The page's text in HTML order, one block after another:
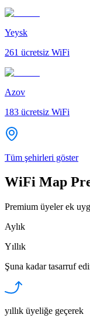
Yeysk
261 ücretsiz WiFi
Azov
183 ücretsiz WiFi
Tüm şehirleri göster
WiFi Map
Premium üyeler ek
Aylık
Yıllık
Şuna kadar tasarruf
yıllık üyeliğe geçerek